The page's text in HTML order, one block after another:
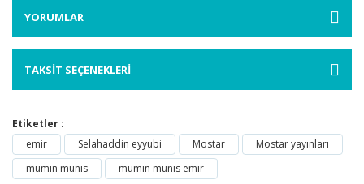
YORUMLAR
TAKSİT SEÇENEKLERİ
Etiketler :
emir
Selahaddin eyyubi Mostar
Mostar yayınları
mümin munis
mümin munis emir